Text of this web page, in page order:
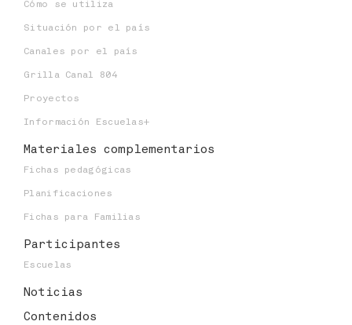
Cómo se utiliza
Situación por el país
Canales por el país
Grilla Canal 804
Proyectos
Información Escuelas+
Materiales complementarios
Fichas pedagógicas
Planificaciones
Fichas para Familias
Participantes
Escuelas
Noticias
Contenidos